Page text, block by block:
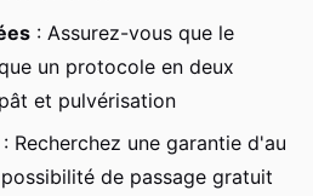
: Assurez-vous que le
un protocole en deux
et pulvérisation
: Recherchez une garantie d'au
de passage gratuit